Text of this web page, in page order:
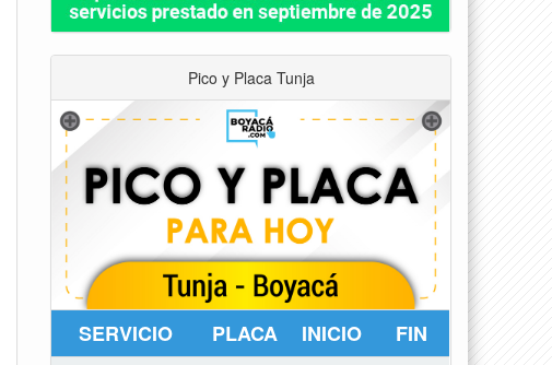
Pico y Placa Tunja
SERVICIO PLACA INICIO FIN